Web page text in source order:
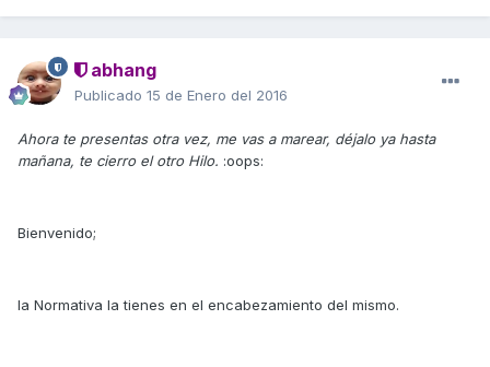
abhang
Publicado 15 de Enero del 2016
Ahora te presentas otra vez, me vas a marear, déjalo ya hasta
mañana, te cierro el otro Hilo. :oops:
Bienvenido;
la Normativa la tienes en el encabezamiento del mismo.